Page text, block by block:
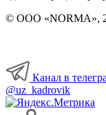
© ООО «NORMA»,
Канал в
@uz_kadrovik